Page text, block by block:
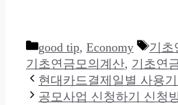
카
테
고
리
good tip, Economy
태
그
기초
기초연금모의계산, 기초연
현대카드결제일별 사용기
공모사업 신청하기 신청